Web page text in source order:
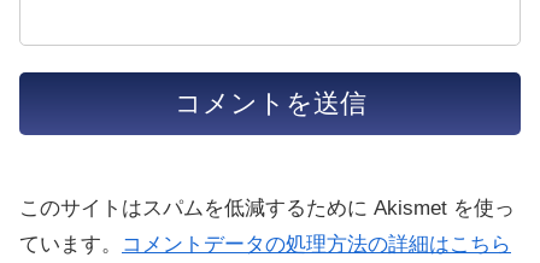
このサイトはスパムを低減するために Akismet を使っ
ています。
コメントデータの処理方法の詳細はこちら